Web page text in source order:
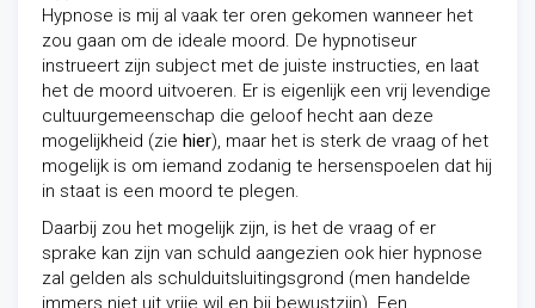
Hypnose is mij al vaak ter oren gekomen wanneer het
zou gaan om de ideale moord. De hypnotiseur
instrueert zijn subject met de juiste instructies, en laat
het de moord uitvoeren. Er is eigenlijk een vrij levendige
cultuurgemeenschap die geloof hecht aan deze
mogelijkheid (zie hier), maar het is sterk de vraag of het
mogelijk is om iemand zodanig te hersenspoelen dat hij
in staat is een moord te plegen.
Daarbij zou het mogelijk zijn, is het de vraag of er
sprake kan zijn van schuld aangezien ook hier hypnose
zal gelden als schulduitsluitingsgrond (men handelde
immers niet uit vrije wil en bij bewustzijn). Een